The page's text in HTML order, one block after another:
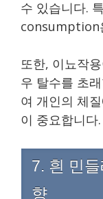
수 있습니다.
consumption
또한, 이뇨작
우 탈수를 초
여 개인의 체
이 중요합니다.
7. 흰 민
향